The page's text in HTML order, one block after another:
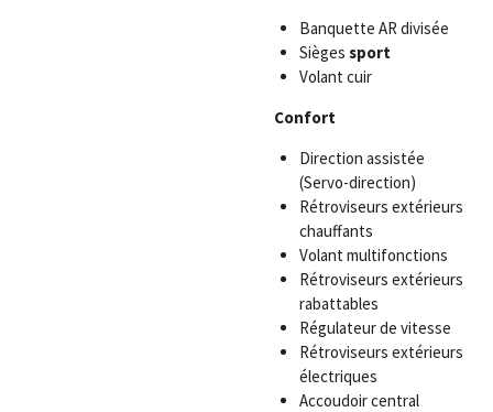
Banquette AR divisée
Sièges sport
Volant cuir
Confort
Direction assistée
(Servo-direction)
Rétroviseurs extérieurs
chauffants
Volant multifonctions
Rétroviseurs extérieurs
rabattables
Régulateur de vitesse
Rétroviseurs extérieurs
électriques
Accoudoir central